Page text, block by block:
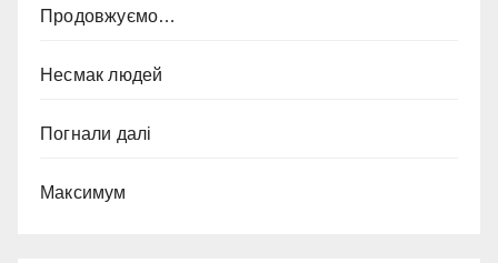
Продовжуємо…
Несмак людей
Погнали далі
Максимум